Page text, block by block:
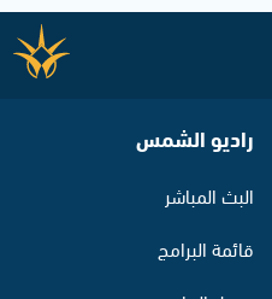
راديو الشمس
البث المباشر
قائمة البرامج